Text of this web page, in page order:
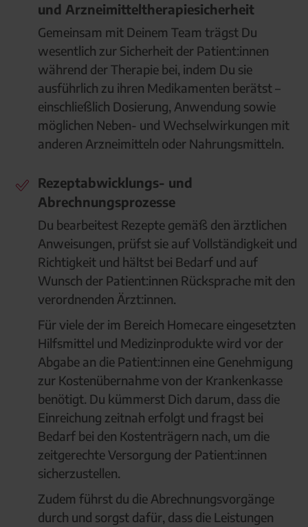
und Arzneimitteltherapiesicherheit
Gemeinsam mit Deinem Team trägst Du
wesentlich zur Sicherheit der Patient:innen
während der Therapie bei, indem Du sie
ausführlich zu ihren Medikamenten berätst –
einschließlich Dosierung, Anwendung sowie
möglichen Neben- und Wechselwirkungen mit
anderen Arzneimitteln oder Nahrungsmitteln.
Rezeptabwicklungs- und
Abrechnungsprozesse
Du bearbeitest Rezepte gemäß den ärztlichen
Anweisungen, prüfst sie auf Vollständigkeit und
Richtigkeit und hältst bei Bedarf und auf
Wunsch der Patient:innen Rücksprache mit den
verordnenden Ärzt:innen.
Für viele der im Bereich Homecare eingesetzten
Hilfsmittel und Medizinprodukte wird vor der
Abgabe an die Patient:innen eine Genehmigung
zur Kostenübernahme von der Krankenkasse
benötigt. Du kümmerst Dich darum, dass die
Einreichung zeitnah erfolgt und fragst bei
Bedarf bei den Kostenträgern nach, um die
zeitgerechte Versorgung der Patient:innen
sicherzustellen.
Zudem führst du die Abrechnungsvorgänge
durch und sorgst dafür, dass die Leistungen